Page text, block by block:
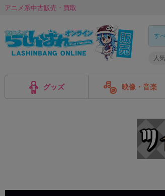
アニメ系中古販売・買取
人
グッズ 映像・音楽